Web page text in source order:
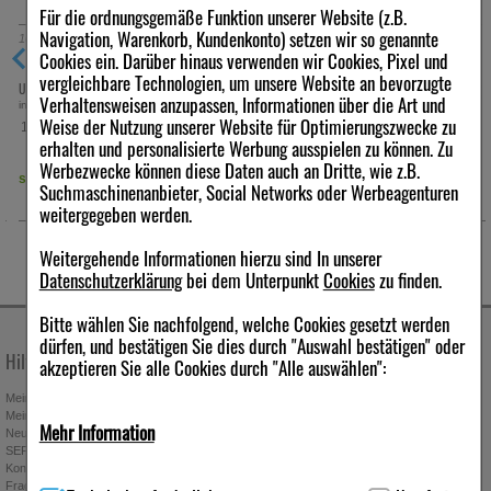
Für die ordnungsgemäße Funktion unserer Website (z.B.
Navigation, Warenkorb, Kundenkonto) setzen wir so genannte
Cookies ein. Darüber hinaus verwenden wir Cookies, Pixel und
vergleichbare Technologien, um unsere Website an bevorzugte
Verhaltensweisen anzupassen, Informationen über die Art und
Weise der Nutzung unserer Website für Optimierungszwecke zu
erhalten und personalisierte Werbung ausspielen zu können. Zu
Werbezwecke können diese Daten auch an Dritte, wie z.B.
Suchmaschinenanbieter, Social Networks oder Werbeagenturen
weitergegeben werden.
Weitergehende Informationen hierzu sind In unserer
Datenschutzerklärungbei dem UnterpunktCookieszu finden.
Bitte wählen Sie nachfolgend, welche Cookies gesetzt werden
dürfen, und bestätigen Sie dies durch "Auswahl bestätigen" oder
akzeptieren Sie alle Cookies durch "Alle auswählen":
Mehr Information
10 ml Nasenspray
1,59 €
UVP: 4,41 €³
inkl. MwSt zzgl.Versand
159,00 €pro 1 l
sofort lieferbar
Erwachsene kons.frei
15ml Nasenspray
3,79 €
UVP: 7,50 €³
inkl. MwSt zzgl.Versand
252,67 €pro 1 l
sofort lieferbar
Hilfe & Kontakt
Mein Kundenkonto
Mein Merkzettel
Neuregistrierung
SEPA-Empfängerüberprüfung
Kontakt
Fragen & Antworten
Unternehmen
Freundschaftswerbung